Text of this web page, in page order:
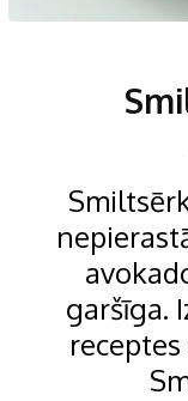
garšīga.
receptes